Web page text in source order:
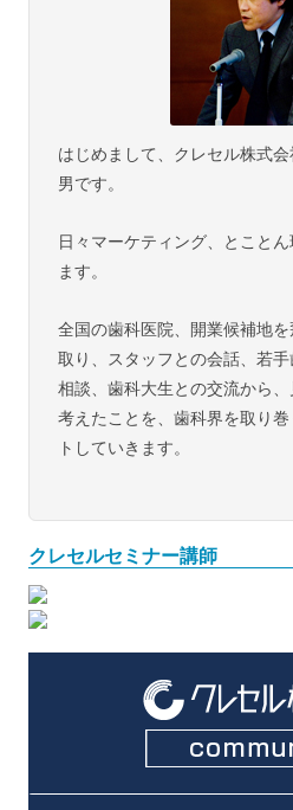
はじめまして、クレセル株式
男です。
日々マーケティング、とこと
ます。
全国の歯科医院、開業候補地
取り、スタッフとの会話、若
相談、歯科大生との交流から
考えたことを、歯科界を取り
トしていきます。
クレセルセミナー講師